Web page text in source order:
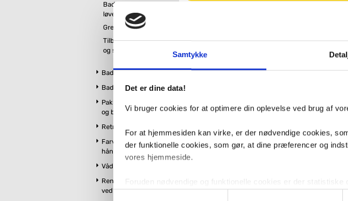
Samtykke
Det er dine data!
Vi bruger cookies for at optimere din oplevelse ved brug af
For at hjemmesiden kan virke, er der nødvendige cookies,
der funktionelle cookies, som gør, at dine præferencer og
vores hjemmeside.
Foruden nødvendige og funktionelle cookies er der
Badekar på
løvefødder
Greb til badekar
Tilbehør til badekar
og spabad
Badeværelsesmøbler
Badeværelsestilbehør
Pakker m. vandhane
og brus
Retro badeværelse
Farvet toilet &
håndvask
Vådrumslamper
Rengøring og
vedligeholdelse
57,- Køb